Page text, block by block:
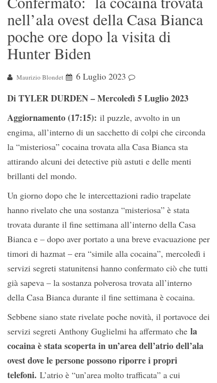
nell’ala ovest della Casa Bianca
poche ore dopo la visita di
Hunter Biden
Maurizio Blondet 6 Luglio 2023
Di TYLER DURDEN – Mercoledì 5 Luglio 2023
Aggiornamento (17:15): il puzzle, avvolto in un
engima, all’interno di un sacchetto di colpi che circonda
la “misteriosa” cocaina trovata alla Casa Bianca sta
attirando alcuni dei detective più astuti e delle menti
brillanti del mondo.
Un giorno dopo che le intercettazioni radio trapelate
hanno rivelato che una sostanza “misteriosa” è stata
trovata durante il fine settimana all’interno della Casa
Bianca e – dopo aver portato a una breve evacuazione per
timori di hazmat – era “simile alla cocaina”, mercoledì i
servizi segreti statunitensi hanno confermato ciò che tutti
già sapeva – la sostanza polverosa trovata all’interno
della Casa Bianca durante il fine settimana è cocaina.
Sebbene siano state rivelate poche novità, il portavoce dei
servizi segreti Anthony Guglielmi ha affermato che la
cocaina è stata scoperta in un’area dell’atrio dell’ala
ovest dove le persone possono riporre i propri
telefoni. L’atrio è “un’area molto trafficata” a cui